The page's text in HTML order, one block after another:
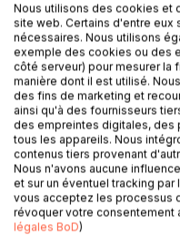
Ajouter à ma liste d'envies
Laisser un avis
Nous utilisons des cookies et
site web. Certains d'entre
nécessaires. Nous utilisons
exemple des cookies ou des
côté serveur) pour mesurer la
manière dont il est utilisé.
des fins de marketing et
ainsi qu'à des fournisseurs
des empreintes digitales, des
tous les appareils. Nous
contenus tiers provenant
Nous n'avons aucune
et sur un éventuel tracking
vous acceptez les processus
révoquer votre consentement
légales BoD)